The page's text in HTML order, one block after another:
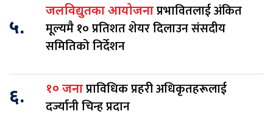
५.
जलविद्युतका आयोजनाप्रभावितलाई अंकित
मूल्यमै १० प्रतिशत शेयर दिलाउन संसदीय
समितिको निर्देशन
६. १० जनाप्राविधिक प्रहरी अधिकृतहरूलाई
दर्ज्यानी चिन्ह प्रदान